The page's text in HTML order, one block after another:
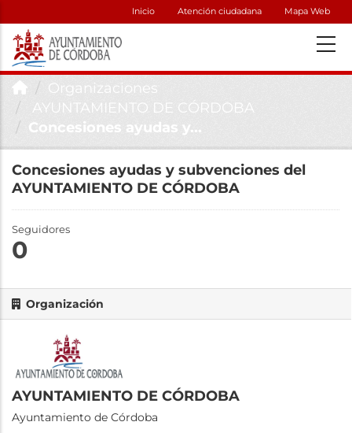
Inicio Atención ciudadana Mapa Web
Organizaciones
AYUNTAMIENTO DE CÓRDOBA
Concesiones ayudas y...
Concesiones ayudas y subvenciones del
AYUNTAMIENTO DE CÓRDOBA
Seguidores
0
Organización
AYUNTAMIENTO DE CÓRDOBA
Ayuntamiento de Córdoba